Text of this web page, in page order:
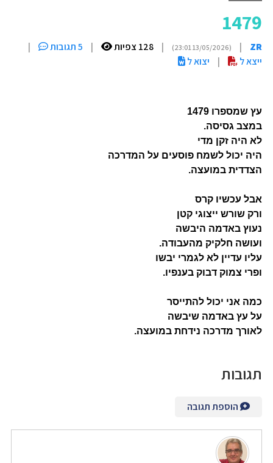
1479
ZR
|
(13/05/2026 23:01)
| 128 צפיות | 5 תגובות
|
ייצא ל
| יצוא ל
עץ שמספרו 1479
במצב גסיסה.
לא היה זקן מדי
היה יכול לשמח פוסעים על המדרכה
הצדדית במועצה.
אבל עכשיו קרס
ורק שורש ייצוגי קטן
נעוץ באדמה היבשה
ועושה חלקיק מהעבודה.
עליו עדיין לא לגמרי יבשו
ופרי צמוק דבוק בענפיו.
כמה אני יכול להתייסר
על עץ באדמה שיבשה
לאורך מדרכה נידחת במועצה.
תגובות
הוספת תגובה